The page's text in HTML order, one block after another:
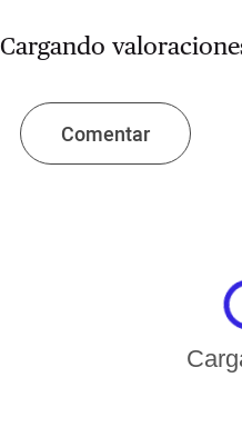
Cargando
Comentar